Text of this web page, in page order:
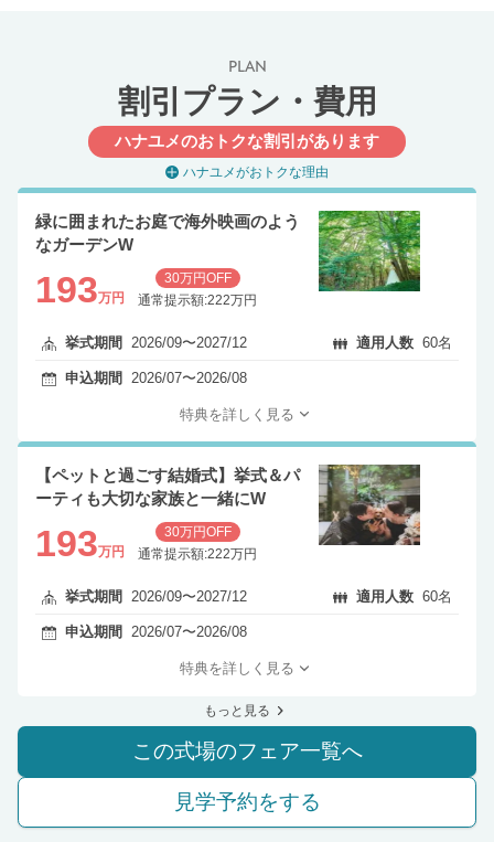
PLAN
割引プラン・費用
ハナユメのおトクな割引があります
ハナユメがおトクな理由
緑に囲まれたお庭で海外映画のよう
なガーデンW
193万円
30万円OFF
通常提示額:222万円
挙式期間 2026/09〜2027/12 適用人数 60名
申込期間 2026/07〜2026/08
特典を詳しく見る
【ペットと過ごす結婚式】挙式＆パ
ーティも大切な家族と一緒にW
193万円
30万円OFF
通常提示額:222万円
挙式期間 2026/09〜2027/12 適用人数 60名
申込期間 2026/07〜2026/08
特典を詳しく見る
もっと見る
この式場のフェア一覧へ
見学予約をする